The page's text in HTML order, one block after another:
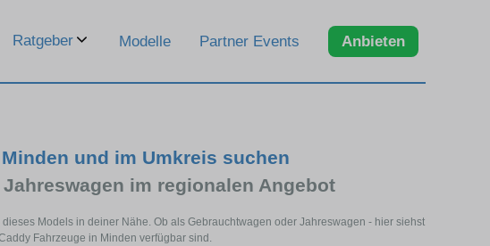
Ratgeber Modelle Partner Events Anbieten
und im Umkreis suchen
im regionalen Angebot
Models in deiner Nähe. Ob als Gebrauchtwagen oder Jahreswagen - hier siehst
Fahrzeuge in Minden verfügbar sind.